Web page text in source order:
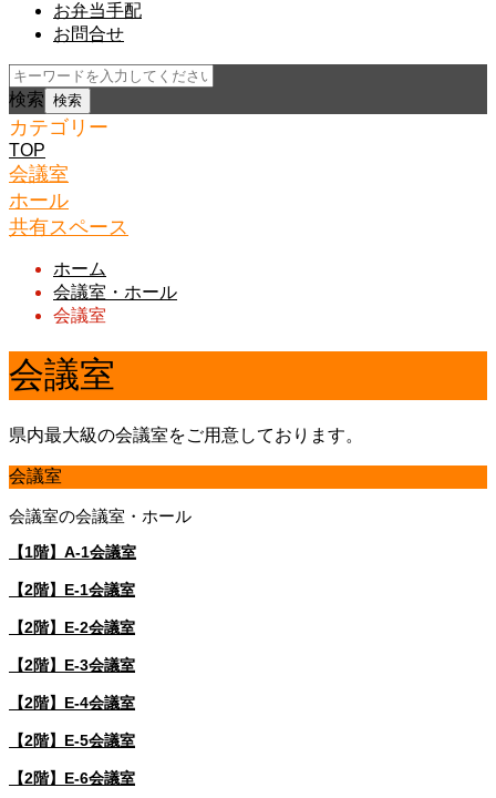
お弁当手配
お問合せ
検索
カテゴリー
TOP
会議室
ホール
共有スペース
ホーム
会議室・ホール
会議室
会議室
県内最大級の会議室をご用意しております。
会議室
会議室の会議室・ホール
【1階】A-1会議室
【2階】E-1会議室
【2階】E-2会議室
【2階】E-3会議室
【2階】E-4会議室
【2階】E-5会議室
【2階】E-6会議室